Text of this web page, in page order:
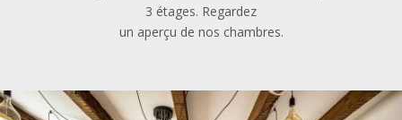
3 étages. Regardez
un aperçu de nos chambres.